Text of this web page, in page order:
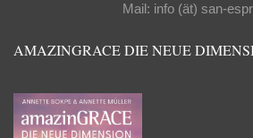
Mail: info (ät) san-
AMAZINGRACE DIE NEUE